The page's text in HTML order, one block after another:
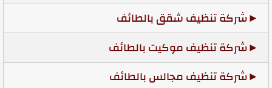
شركة تنظيف شقق بالطائف
شركة تنظيف موكيت بالطائف
شركة تنظيف مجالس بالطائف